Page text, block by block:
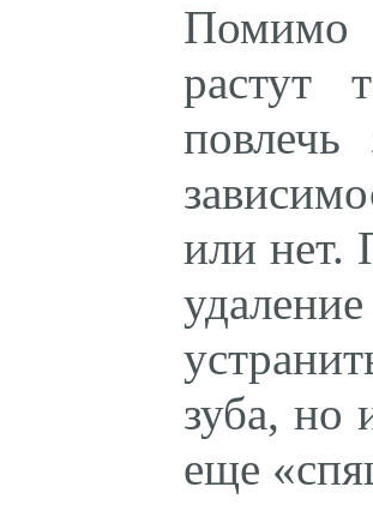
Помимо
растут
или нет.
зуба, но
еще